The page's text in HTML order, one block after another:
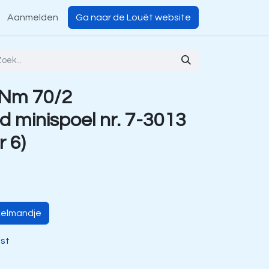
Aanmelden Ga naar de Louët website
70/2
minispoel nr. 7-3013
6)